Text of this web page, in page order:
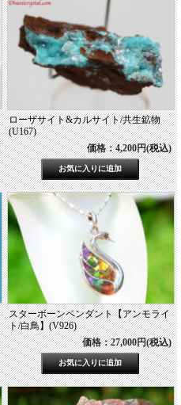
ローザサイト&カルサイト/共生鉱物
(U167)
価格：4,200円(税込)
スターボーンペンダント【アンモライ
ト/白鳥】(V926)
価格：27,000円(税込)